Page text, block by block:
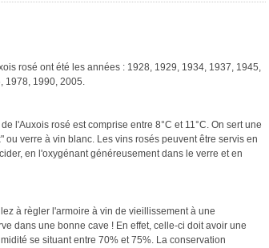
rosé ont été les années : 1928, 1929, 1934, 1937, 1945,
1978, 1990, 2005.
l'Auxois rosé est comprise entre 8°C et 11°C. On sert une
verre à vin blanc. Les vins rosés peuvent être servis en
en l'oxygénant généreusement dans le verre et en
à règler l'armoire à vin de vieillissement à une
dans une bonne cave ! En effet, celle-ci doit avoir une
se situant entre 70% et 75%. La conservation